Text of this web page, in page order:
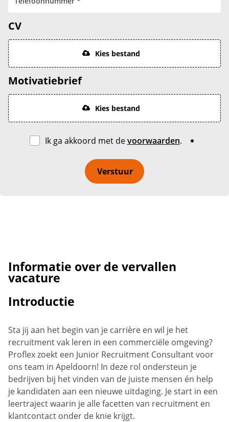
CV
Kies bestand
Motivatiebrief
Kies bestand
Ik ga akkoord met devoorwaarden.
Verstuur
Informatie over de vervallen
vacature
Introductie
Sta jij aan het begin van je carrière en wil je het
recruitment vak leren in een commerciële omgeving?
Proflex zoekt een Junior Recruitment Consultant voor
ons team in Apeldoorn! In deze rol ondersteun je
bedrijven bij het vinden van de juiste mensen én help
je kandidaten aan een nieuwe uitdaging. Je start in een
leertraject waarin je alle facetten van recruitment en
klantcontact onder de knie krijgt.